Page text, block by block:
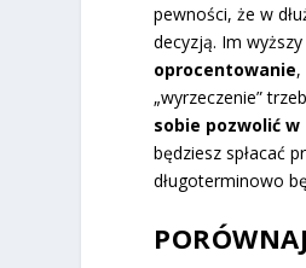
pewności, że w
decyzją. Im
oprocentowanie,
„wyrzeczenie”
sobie pozwolić
będziesz spłacać
długoterminowo